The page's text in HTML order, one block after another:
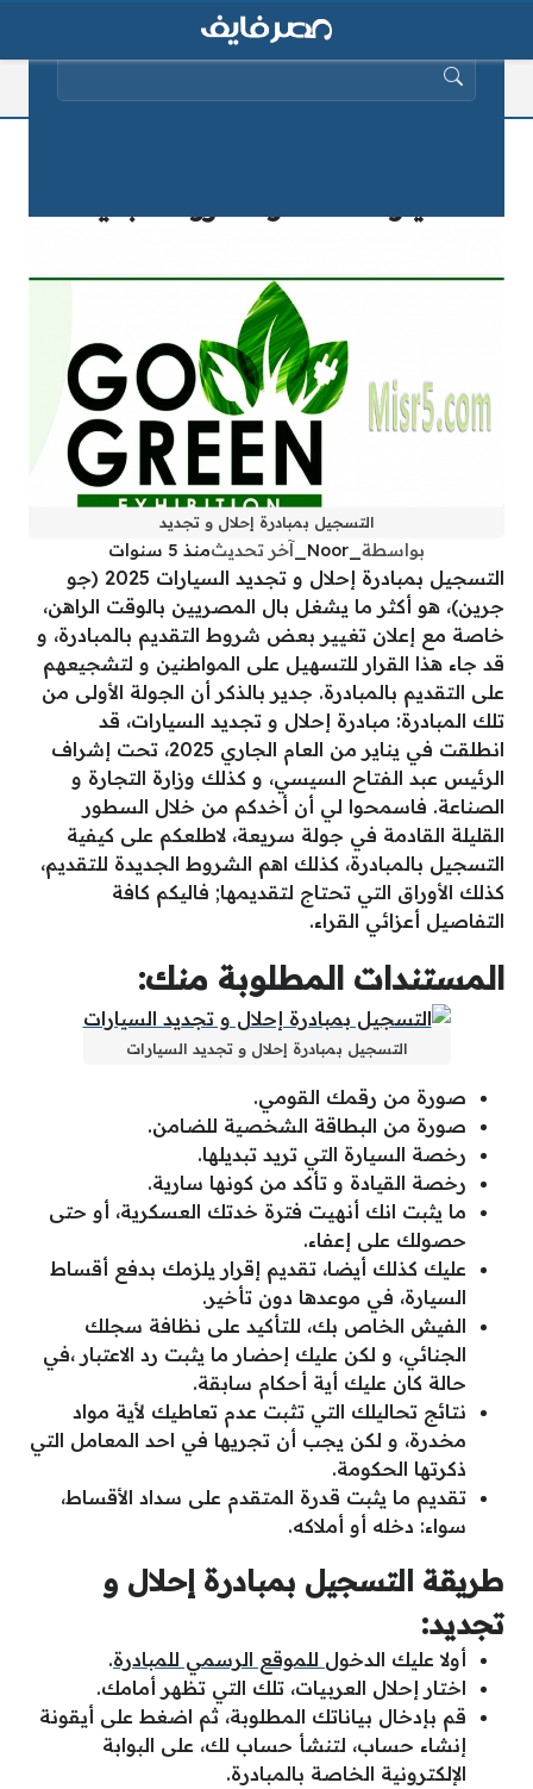
التسجيل بمبادرة إحلال و تجديد
بواسطة آخر تحديثمنذ 5 سنوات
التسجيل بمبادرة إحلال و تجديد السيارات 2025 (جو
جرين)، هو أكثر ما يشغل بال المصريين بالوقت الراهن،
خاصة مع إعلان تغيير بعض شروط التقديم بالمبادرة، و
قد جاء هذا القرار للتسهيل على المواطنين و لتشجيعهم
على التقديم بالمبادرة. جدير بالذكر أن الجولة الأولى من
تلك المبادرة: مبادرة إحلال و تجديد السيارات، قد
انطلقت في يناير من العام الجاري 2025
، تحت إشراف
الرئيس عبد الفتاح السيسي، و كذلك وزارة التجارة و
الصناعة. فاسمحوا لي أن أخدكم من خلال السطور
القليلة القادمة في جولة سريعة، لاطلعكم على كيفية
التسجيل بالمبادرة، كذلك اهم الشروط الجديدة للتقديم،
كذلك الأوراق التي تحتاج لتقديمها; فاليكم كافة
التفاصيل أعزائي القراء.
المستندات المطلوبة منك:
التسجيل بمبادرة إحلال و تجديد السيارات
صورة من رقمك القومي.
صورة من البطاقة الشخصية للضامن.
رخصة السيارة التي تريد تبديلها.
رخصة القيادة و تأكد من كونها سارية.
ما يثبت انك أنهيت فترة خدتك العسكرية، أو حتى
حصولك على إعفاء.
عليك كذلك أيضا، تقديم إقرار يلزمك بدفع أقساط
السيارة، في موعدها دون تأخير.
الفيش الخاص بك، للتأكيد على نظافة سجلك
الجنائي، و لكن عليك إحضار ما يثبت رد الاعتبار ،في
حالة كان عليك أية أحكام سابقة.
نتائج تحاليلك التي تثبت عدم تعاطيك لأية مواد
مخدرة، و لكن يجب أن تجريها في احد المعامل التي
ذكرتها الحكومة.
تقديم ما يثبت قدرة المتقدم على سداد الأقساط،
سواء: دخله أو أملاكه.
طريقة التسجيل بمبادرة إحلال و
تجديد:
أولا عليك الدخول للموقع الرسمي للمبادرة.
اختار إحلال العربيات، تلك التي تظهر أمامك.
قم بإدخال بياناتك المطلوبة، ثم اضغط على أيقونة
إنشاء حساب، لتنشأ حساب لك، على البوابة
الإلكترونية الخاصة بالمبادرة.
البحث عن: